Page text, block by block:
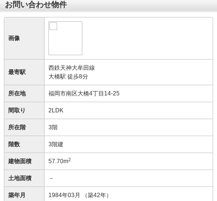
お問い合わせ物件
画像
最寄駅
西鉄天神大牟田線
大橋駅 徒歩8分
所在地 福岡市南区大橋4丁目14-25
間取り 2LDK
所在階 3階
階数 3階建
建物面積 57.70m2
土地面積 －
築年月 1984年03月 （築42年）